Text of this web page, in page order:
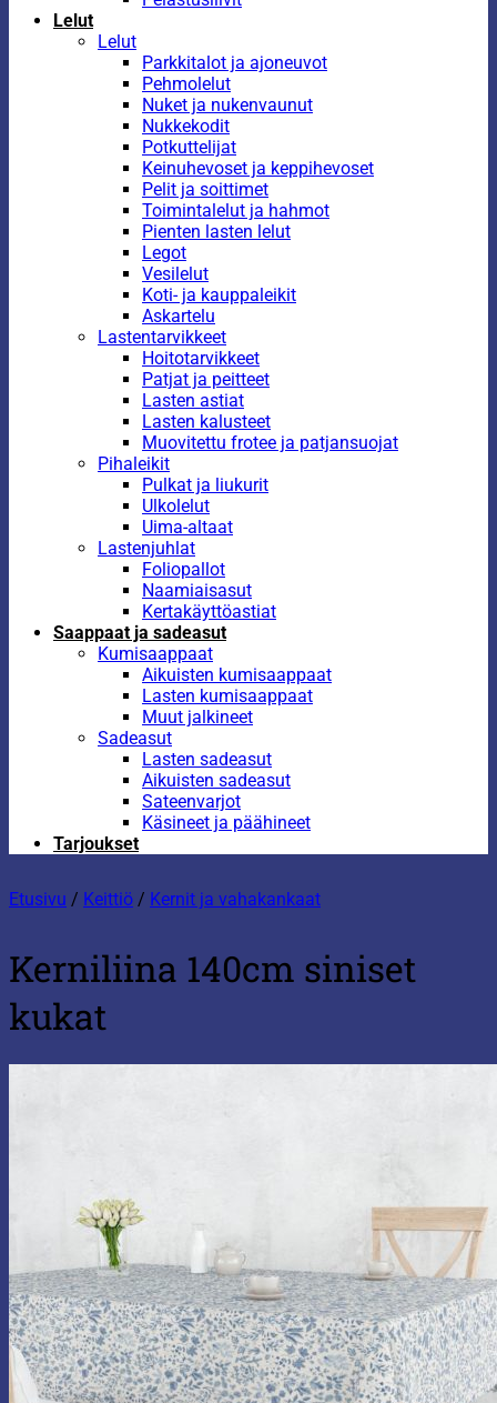
Lelut
Lelut
Parkkitalot ja ajoneuvot
Pehmolelut
Nuket ja nukenvaunut
Nukkekodit
Potkuttelijat
Keinuhevoset ja keppihevoset
Pelit ja soittimet
Toimintalelut ja hahmot
Pienten lasten lelut
Legot
Vesilelut
Koti- ja kauppaleikit
Askartelu
Lastentarvikkeet
Hoitotarvikkeet
Patjat ja peitteet
Lasten astiat
Lasten kalusteet
Muovitettu frotee ja patjansuojat
Pihaleikit
Pulkat ja liukurit
Ulkolelut
Uima-altaat
Lastenjuhlat
Foliopallot
Naamiaisasut
Kertakäyttöastiat
Saappaat ja sadeasut
Kumisaappaat
Aikuisten kumisaappaat
Lasten kumisaappaat
Muut jalkineet
Sadeasut
Lasten sadeasut
Aikuisten sadeasut
Sateenvarjot
Käsineet ja päähineet
Tarjoukset
Etusivu / Keittiö / Kernit ja vahakankaat
Kerniliina 140cm siniset
kukat